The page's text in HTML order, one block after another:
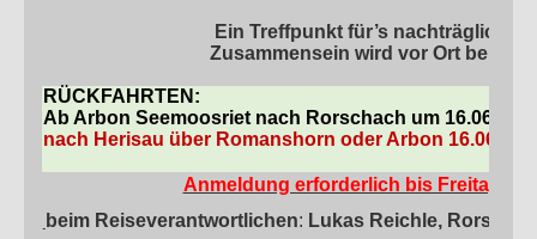
Ein Treffpunkt für’s nachträgliche
Zusammensein wird vor Ort
RÜCKFAHRTEN:
Ab Arbon Seemoosriet nach Rorschach um 16.06 h
nach Herisau über Romanshorn oder Arbon 16.06
Anmeldung erforderlich bis Freitag,
beim Reiseverantwortlichen: Lukas Reichle,